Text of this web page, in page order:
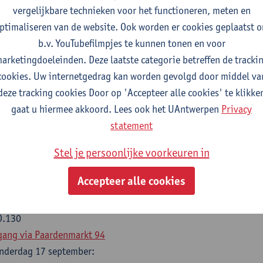
9.30 tot 16.30 uur
via Paardenmarkt 94
15 september:
: functieleer
: goniometrie
9.30 tot 16.30 uur
16 september:
: afgeleiden
: vectorrekenen
via Paardenmarkt 94
17 september:
vergelijkbare technieken voor het functioneren, meten en
van de website. Ook worden er cookies geplaatst
b.v. YouTubefilmpjes te kunnen tonen en voor
Deze laatste categorie betreffen de
Uw internetgedrag kan worden gevolgd door middel
tracking cookies Door op 'Accepteer alle cookies' te
gaat u hiermee akkoord. Lees ook het UAntwerpen Privacy
statement
Stel je persoonlijke voorkeuren in
Accepteer alle cookies